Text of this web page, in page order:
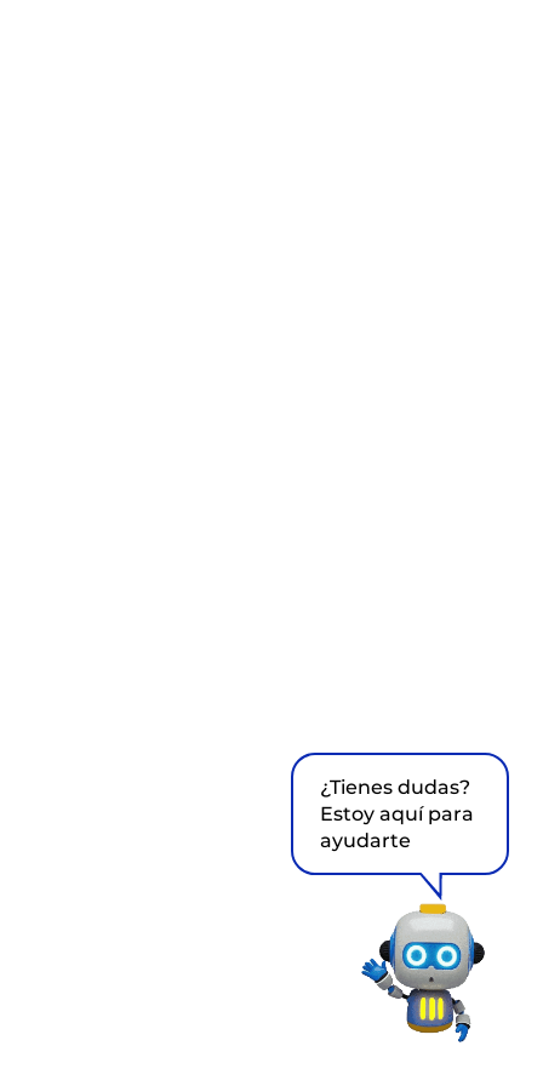
¿Tienes dudas?
Estoy aquí para
ayudarte